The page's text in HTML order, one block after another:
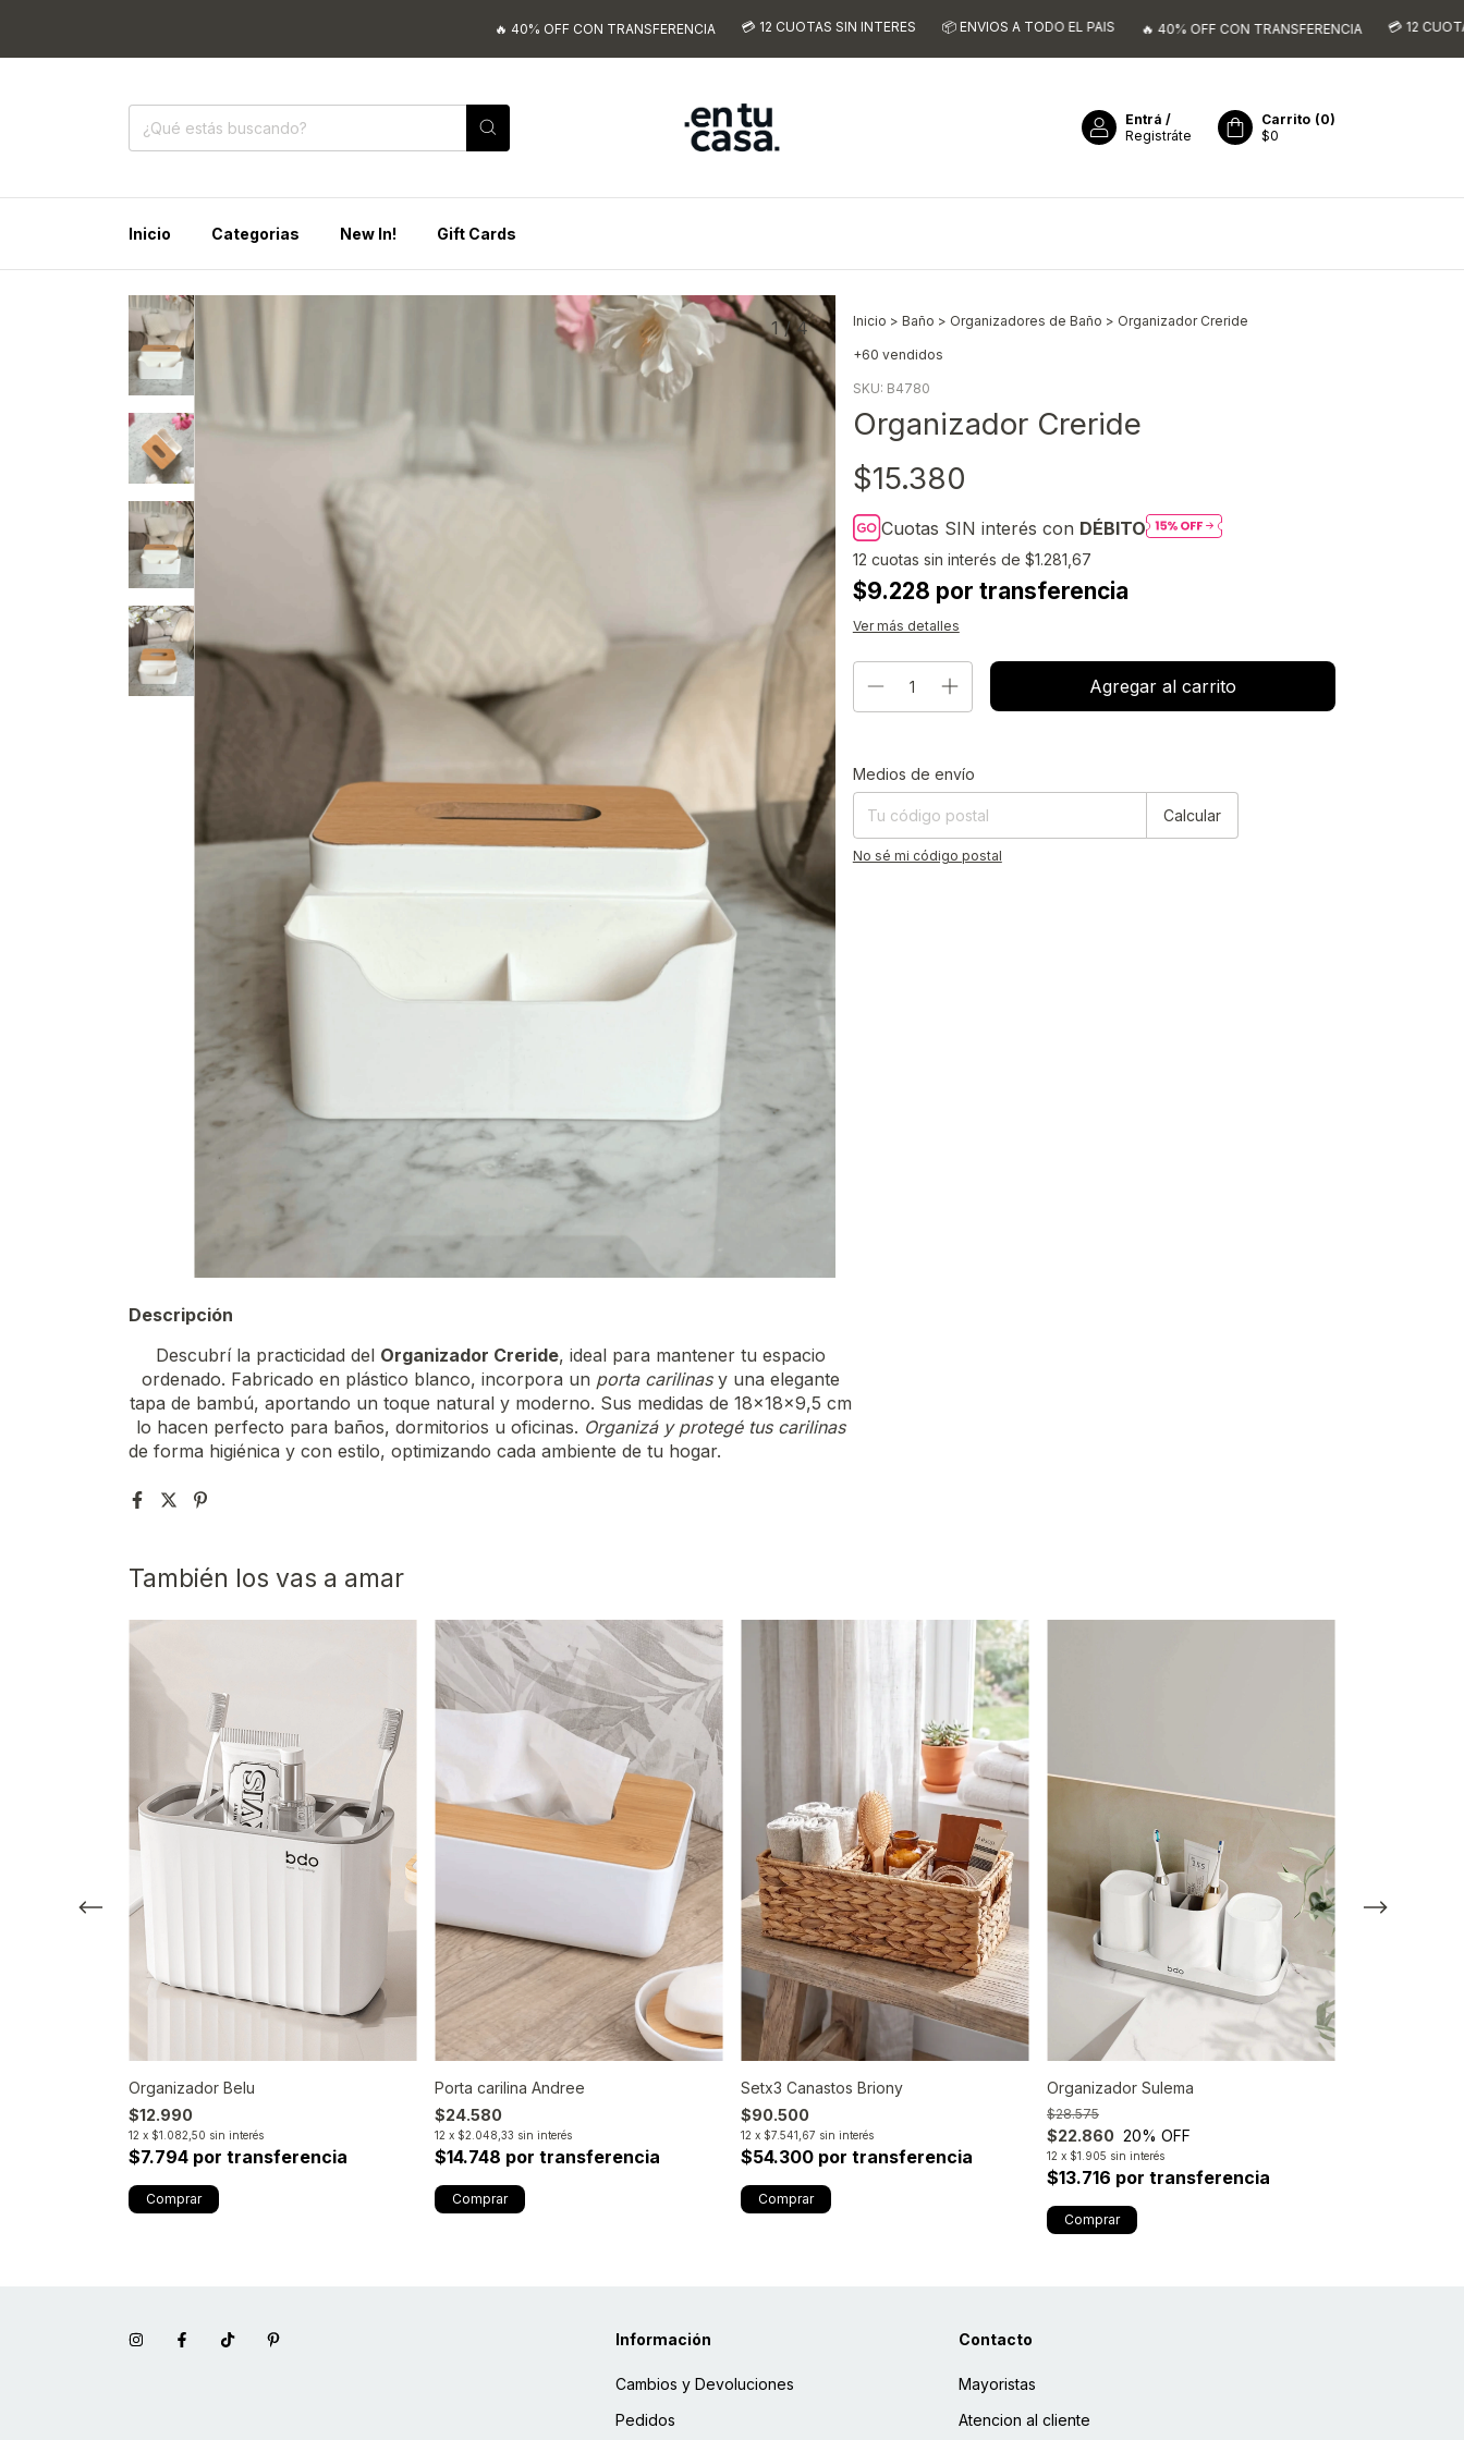
🔥 40% OFF CON TRANSFERENCIA 💳 12 CUOTAS SIN INTERES 📦 ENVIOS A TODO EL PAIS 🔥 40% OFF CON TRANSFERENCIA 💳 12 CUOTAS SIN
Entrá /
Registráte
Carrito (0)
$0
Inicio Categorias New In! Gift Cards
1/4 Inicio > Baño > Organizadores de Baño > Organizador Creride
+60 vendidos
SKU: B4780
Organizador Creride
$15.380
Cuotas SIN interés con DÉBITO
12 cuotas sin interés de $1.281,67
$9.228 por transferencia
Ver más detalles
Entregas para el CP:
Medios de envío
Calcular
No sé mi código postal
Descripción
Descubrí la practicidad del Organizador Creride, ideal para mantener tu espacio
ordenado. Fabricado en plástico blanco, incorpora un porta carilinasy una elegante
tapa de bambú, aportando un toque natural y moderno. Sus medidas de 18x18x9,5 cm
lo hacen perfecto para baños, dormitorios u oficinas. Organizá y protegé tus carilinas
de forma higiénica y con estilo, optimizando cada ambiente de tu hogar.
También los vas a amar
Organizador Belu
$12.990
12 x $1.082,50 sin interés
$7.794 por transferencia
Porta carilina Andree
$24.580
12 x $2.048,33 sin interés
$14.748 por transferencia
Setx3 Canastos Briony
$90.500
12 x $7.541,67 sin interés
$54.300 por transferencia
Organizador Sulema
$22.860
$28.575
20% OFF
12 x $1.905 sin interés
$13.716 por transferencia
Información
Cambios y Devoluciones
Pedidos
Contacto
Mayoristas
Atencion al cliente